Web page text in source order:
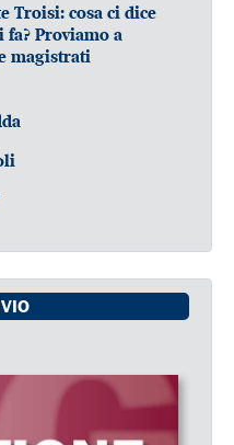
Troisi: cosa ci dice
Proviamo a
magistrati